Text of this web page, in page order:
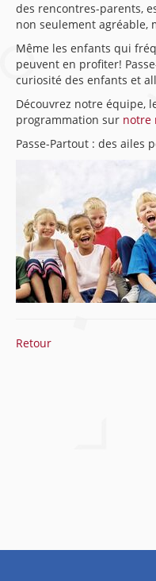
des rencontres-parents,
non seulement agréable,
Même les enfants qui
peuvent en profiter!
curiosité des enfants et
Découvrez notre équipe,
programmation sur notre
Passe-Partout : des ailes
Retour